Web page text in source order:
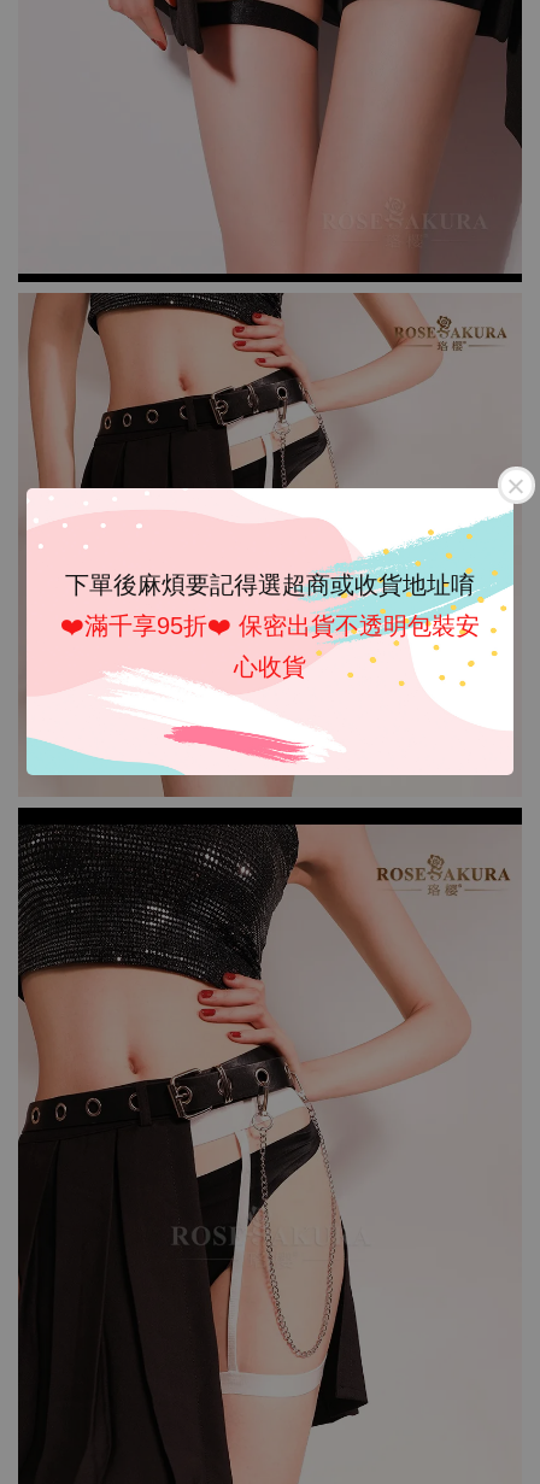
下單後麻煩要記得選超商或收貨地址唷
❤️滿千享95折❤️ 保密出貨不透明包裝安
心收貨